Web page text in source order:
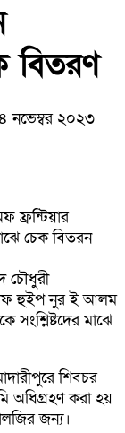
বিতরণ
নভেম্বর ২০২৩
ফ্রন্টিয়ার
চেক বিতরন
চৌধুরী
হুইপ নুর ই আলম
সংশ্লিষ্টদের মাঝে
শিবচর
অধিগ্রহণ করা হয়
জন্য।